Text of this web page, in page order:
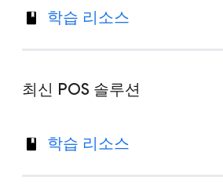
학습 리소스
최신 POS 솔루션
학습 리소스